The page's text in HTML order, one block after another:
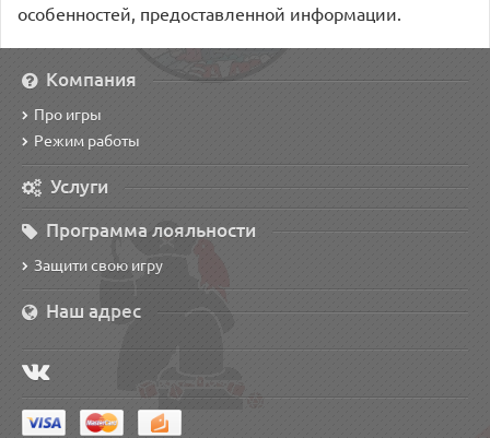
особенностей, предоставленной информации.
Компания
Про игры
Режим работы
Услуги
Программа лояльности
Защити свою игру
Наш адрес